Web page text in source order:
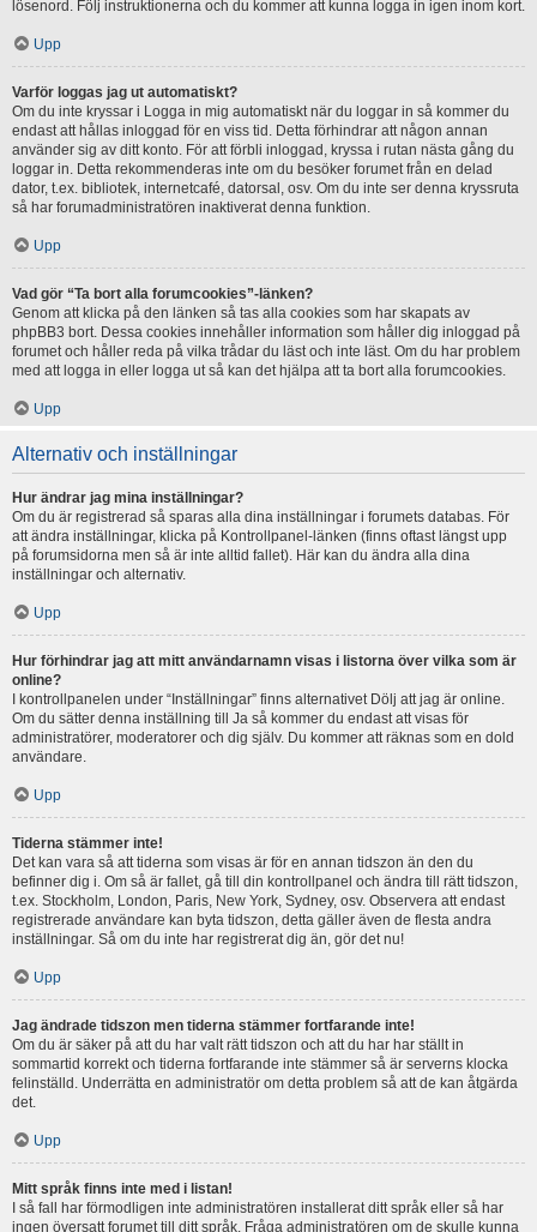
lösenord. Följ instruktionerna och du kommer att kunna logga in igen inom kort.
Upp
Varför loggas jag ut automatiskt?
Om du inte kryssar i Logga in mig automatiskt när du loggar in så kommer du
endast att hållas inloggad för en viss tid. Detta förhindrar att någon annan
använder sig av ditt konto. För att förbli inloggad, kryssa i rutan nästa gång du
loggar in. Detta rekommenderas inte om du besöker forumet från en delad
dator, t.ex. bibliotek, internetcafé, datorsal, osv. Om du inte ser denna kryssruta
så har forumadministratören inaktiverat denna funktion.
Upp
Vad gör “Ta bort alla forumcookies”-länken?
Genom att klicka på den länken så tas alla cookies som har skapats av
phpBB3 bort. Dessa cookies innehåller information som håller dig inloggad på
forumet och håller reda på vilka trådar du läst och inte läst. Om du har problem
med att logga in eller logga ut så kan det hjälpa att ta bort alla forumcookies.
Upp
Alternativ och inställningar
Hur ändrar jag mina inställningar?
Om du är registrerad så sparas alla dina inställningar i forumets databas. För
att ändra inställningar, klicka på Kontrollpanel-länken (finns oftast längst upp
på forumsidorna men så är inte alltid fallet). Här kan du ändra alla dina
inställningar och alternativ.
Upp
Hur förhindrar jag att mitt användarnamn visas i listorna över vilka som är
online?
I kontrollpanelen under “Inställningar” finns alternativet Dölj att jag är online.
Om du sätter denna inställning till Ja så kommer du endast att visas för
administratörer, moderatorer och dig själv. Du kommer att räknas som en dold
användare.
Upp
Tiderna stämmer inte!
Det kan vara så att tiderna som visas är för en annan tidszon än den du
befinner dig i. Om så är fallet, gå till din kontrollpanel och ändra till rätt tidszon,
t.ex. Stockholm, London, Paris, New York, Sydney, osv. Observera att endast
registrerade användare kan byta tidszon, detta gäller även de flesta andra
inställningar. Så om du inte har registrerat dig än, gör det nu!
Upp
Jag ändrade tidszon men tiderna stämmer fortfarande inte!
Om du är säker på att du har valt rätt tidszon och att du har har ställt in
sommartid korrekt och tiderna fortfarande inte stämmer så är serverns klocka
felinställd. Underrätta en administratör om detta problem så att de kan åtgärda
det.
Upp
Mitt språk finns inte med i listan!
I så fall har förmodligen inte administratören installerat ditt språk eller så har
ingen översatt forumet till ditt språk. Fråga administratören om de skulle kunna